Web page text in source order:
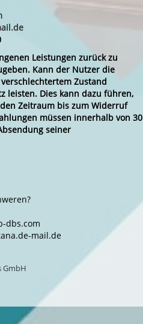
Leistungen zurück zu
Kann der Nutzer die
Zustand
leisten. Dies kann dazu führen,
Zeitraum bis zum Widerruf
müssen innerhalb von 30
seiner
dbs.com
mail.de
GmbH